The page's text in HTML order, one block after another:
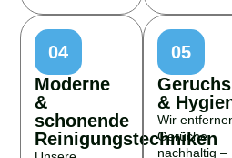
04
Moderne
&
schonende
Reinigungstechniken
05
&
Wir
Gerüche
nachhaltig –